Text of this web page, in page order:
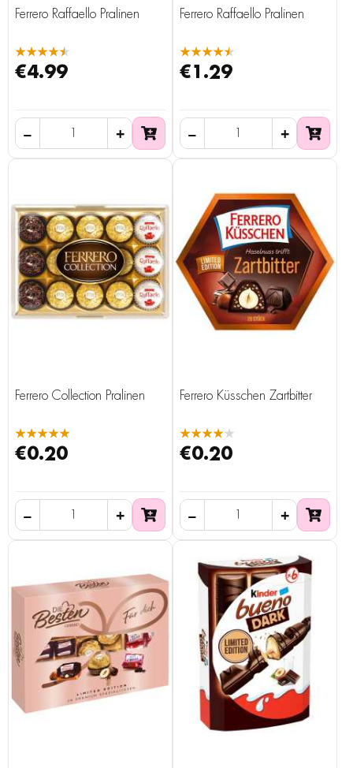
Ferrero Raffaello Pralinen
★★★★★
€4.99
Ferrero Raffaello Pralinen
★★★★★
€1.29
Ferrero Collection Pralinen
★★★★★
€0.20
Ferrero Küsschen Zartbitter
★★★★★
€0.20